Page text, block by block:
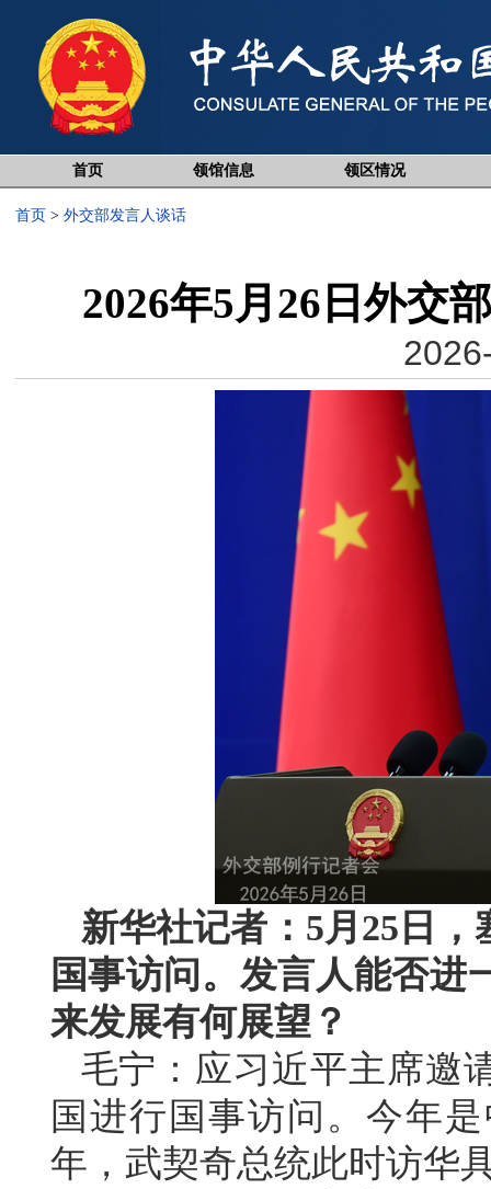
首页 领馆信息 领区情况
首页 > 外交部发言人谈话
2026年5月26日外交
新华社记者：5月25日
国事访问。发言人能否进
来发展有何展望？
毛宁：应习近平主席邀
国进行国事访问。今年
年，武契奇总统此时访华